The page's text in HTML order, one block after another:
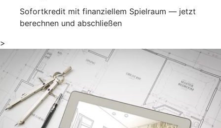
Sofortkredit mit finanziellem Spielraum — jetzt
berechnen und abschließen
>